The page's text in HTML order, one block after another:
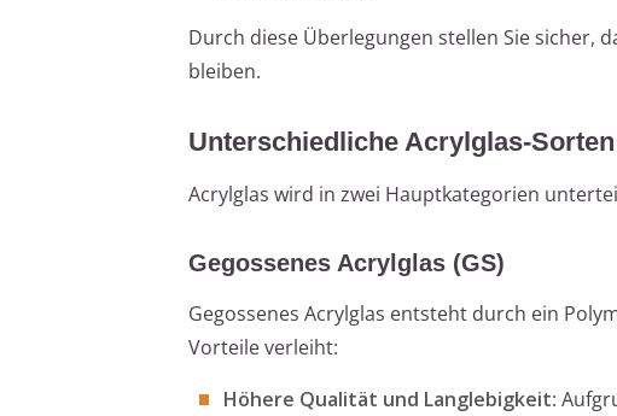
Durch diese Überlegungen stellen Sie sicher,
bleiben.
Unterschiedliche Acrylglas-Sorten
Acrylglas wird in zwei Hauptkategorien
Gegossenes Acrylglas (GS)
Gegossenes Acrylglas entsteht durch ein
Vorteile verleiht:
Höhere Qualität und Langlebigkeit: